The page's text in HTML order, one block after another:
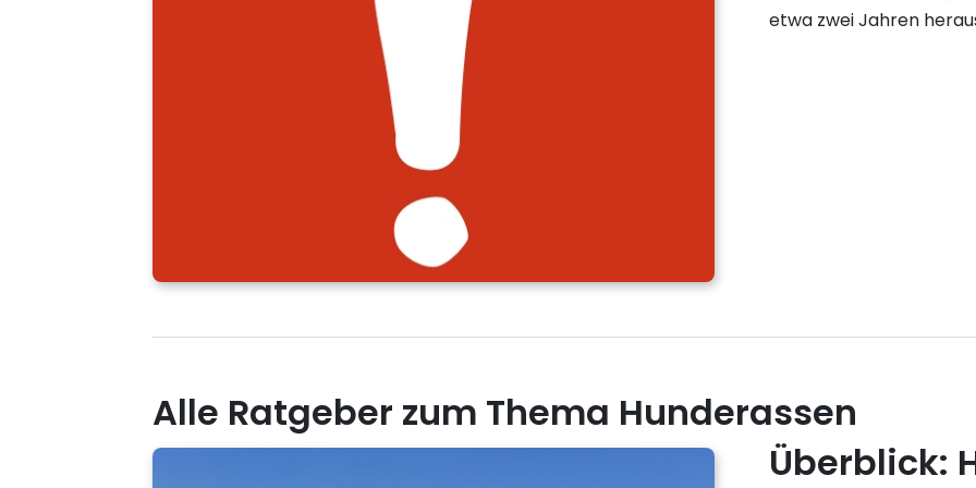
etwa zwei Jahren
Alle Ratgeber zum Thema Hunderassen
Überblick: